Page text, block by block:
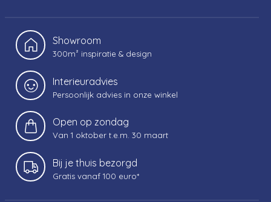
Showroom
300m² inspiratie & design
Interieuradvies
Persoonlijk advies in onze winkel
Open op zondag
Van 1 oktober t.e.m. 30 maart
Bij je thuis bezorgd
Gratis vanaf 100 euro*